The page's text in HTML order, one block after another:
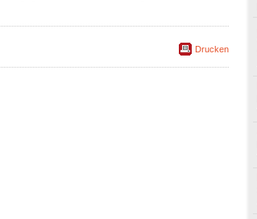
Drucken